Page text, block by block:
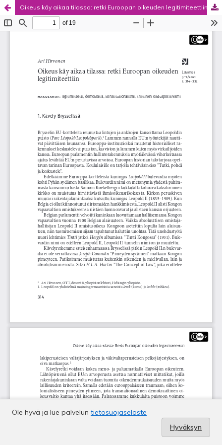
Oikeus käy aikaa tilassa: retki Euroopan oikeuden legitimiteettiin
Ole hyvä ja lue palvelun tietosuojaseloste
Hyväksyn
Tieteellisten seurain valtuuskunta.